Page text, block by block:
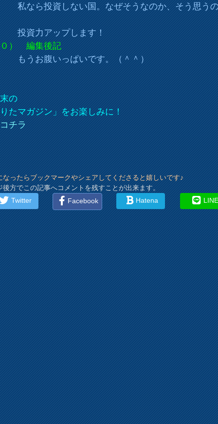
ら投資しない国。なぜそうなのか、そう思う
力アップします！
） 編集後記
お腹いっぱいです。（＾＾）
の
たマガジン」をお楽しみに！
チラ
ったらブックマークやシェアしてくださると嬉しいです♪
後方でこの記事へコメントを残すことが出来ます。
Twitter
Facebook Hatena